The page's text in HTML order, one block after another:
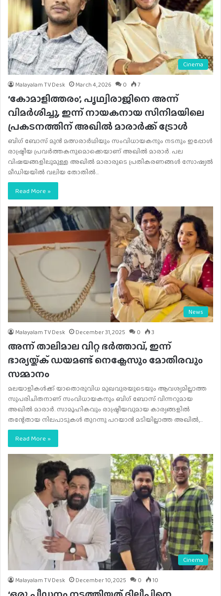
Cinema
Malayalam TV Desk March 4, 2026 0 7
‘കോമാളിത്തരം’, പൃഥ്വിരാജിനെ അന്ന്
വിമര്‍ശിച്ചു, ഇന്ന് നായകനായ സിനിമയിലെ
പ്രകടനത്തിന് അഖില്‍ മാരാര്‍ക്ക് ട്രോള്‍
ബിഗ് ബോസ് മുന്‍ മത്സരാര്‍ഥിയും സംവിധായകനും നടനും ഇപ്പോള്‍
രാഷ്ട്രീയ പ്രവര്‍ത്തകനുമൊക്കെയാണ് അഖില്‍ മാരാര്‍. പല
വിഷയങ്ങളിലുമുള്ള അഖില്‍ മാരാരുടെ പ്രതികരണങ്ങള്‍ സോഷ്യല്‍
മീഡിയയില്‍ വലിയ തോതില്‍…
Read More »
News
Malayalam TV Desk December 31, 2025 0 3
അന്ന് താലിമാല വിറ്റ ഭർത്താവ്, ഇന്ന്
ഭാര്യയ്ക്ക് ഡയമണ്ട് നെക്ലേസും മോതിരവും
സമ്മാനം
മലയാളികൾക്ക് യാതൊരുവിധ മുഖവുരയുടെയും ആവശ്യമില്ലാത്ത
സുപരിചിതനാണ് സംവിധായകനും ബി​ഗ് ബോസ് വിന്നറുമായ
അഖിൽ മാരാർ. സാമൂഹികവും രാഷ്ട്രീയവുമായ കാര്യങ്ങളിൽ
തന്റേതായ നിലപാടുകൾ തുറന്നു പറയാൻ മടിയില്ലാത്ത അഖിൽ,…
Read More »
Cinema
Malayalam TV Desk December 10, 2025 0 10